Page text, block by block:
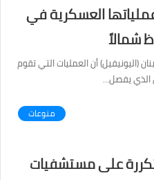
العسكرية في
شمالاً
(اليونيفيل) أن العمليات التي تقوم
الذي يفصل…
منوعات
على مستشفيات